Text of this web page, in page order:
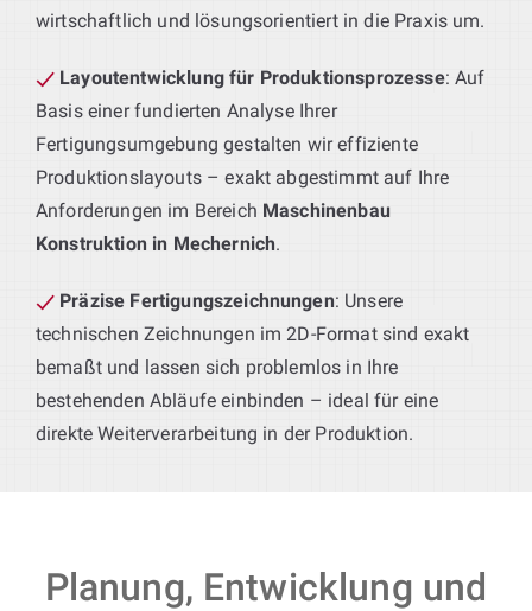
wirtschaftlich und lösungsorientiert in die Praxis um.
Layoutentwicklung für Produktionsprozesse: Auf
Basis einer fundierten Analyse Ihrer
Fertigungsumgebung gestalten wir effiziente
Produktionslayouts – exakt abgestimmt auf Ihre
Anforderungen im Bereich Maschinenbau
Konstruktion in Mechernich.
Präzise Fertigungszeichnungen: Unsere
technischen Zeichnungen im 2D-Format sind exakt
bemaßt und lassen sich problemlos in Ihre
bestehenden Abläufe einbinden – ideal für eine
direkte Weiterverarbeitung in der Produktion.
Planung, Entwicklung und